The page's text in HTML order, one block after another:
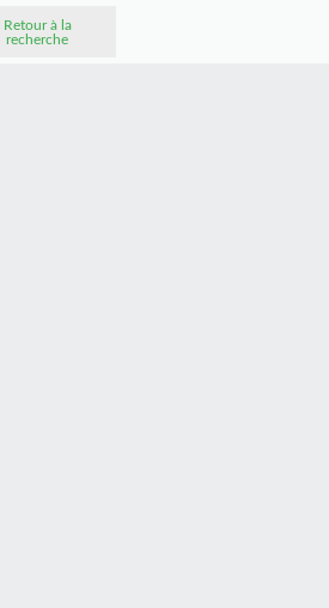
Retour à la
recherche